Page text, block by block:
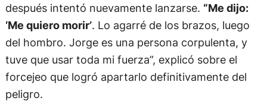
después intentó nuevamente lanzarse. “Me dijo:
‘Me quiero morir’. Lo agarré de los brazos, luego
del hombro. Jorge es una persona corpulenta, y
tuve que usar toda mi fuerza”, explicó sobre el
forcejeo que logró apartarlo definitivamente del
peligro.